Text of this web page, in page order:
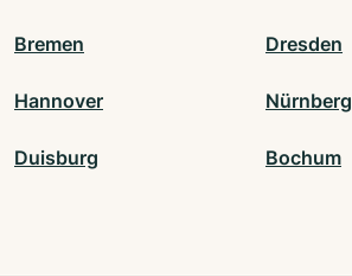
Bremen Dresden
Hannover Nürnberg
Duisburg Bochum